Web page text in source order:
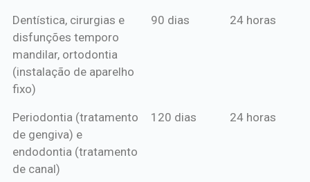
Dentística, cirurgias e
disfunções temporo
mandilar, ortodontia
(instalação de aparelho
fixo)
90 dias 24 horas
Periodontia (tratamento
de gengiva) e
endodontia (tratamento
de canal)
120 dias 24 horas